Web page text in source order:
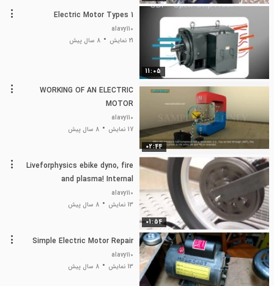
11:05
Electric Motor Types 1
alavy110
21 نمایش
8 سال پیش
02:44
WORKING OF AN ELECTRIC
MOTOR
alavy110
17 نمایش
8 سال پیش
01:54
Liveforphysics ebike dyno, fire
and plasma! Internal
combustion electric motor.
alavy110
13 نمایش
8 سال پیش
Simple Electric Motor Repair
alavy110
13 نمایش
8 سال پیش